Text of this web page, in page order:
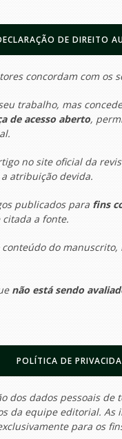
DE DIREITO
concordam com os
trabalho, mas
de acesso aberto,
no site oficial da
atribuição devida.
publicados para fins
a fonte.
do manuscrito,
não está sendo
POLÍTICA DE
dos dados pessoais
da equipe editorial. As
para os